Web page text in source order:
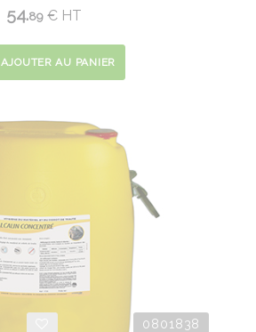
54.89 €HT
AJOUTER AU PANIER
0801838